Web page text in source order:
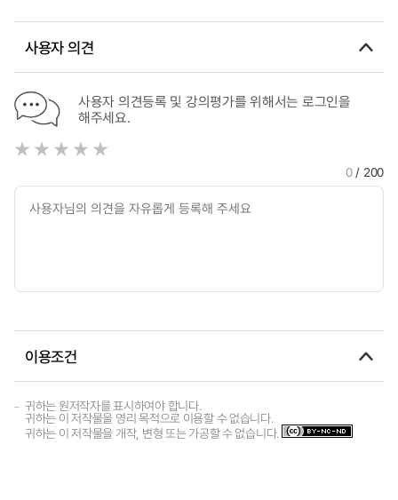
Their Significance: A Focus Group Interview Study
사용자 의견
사용자 의견등록 및 강의평가를 위해서는 로그인을
해주세요.
0/ 200
이용조건
귀하는 원저작자를 표시하여야 합니다.
귀하는 이 저작물을 영리 목적으로 이용할 수 없습니다.
귀하는 이 저작물을 개작, 변형 또는 가공할 수 없습니다.